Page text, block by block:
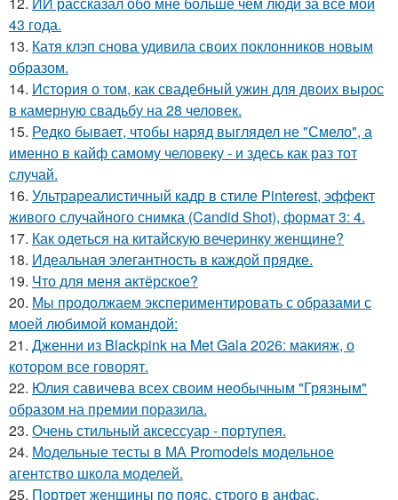
43 года.
13. Катя клэп снова удивила своих поклонников новым
образом.
14. История о том, как свадебный ужин для двоих вырос
в камерную свадьбу на 28 человек.
15. Редко бывает, чтобы наряд выглядел не "Смело", а
именно в кайф самому человеку - и здесь как раз тот
случай.
16. Ультрареалистичный кадр в стиле Pinterest, эффект
живого случайного снимка (Candid Shot), формат 3: 4.
17. Как одеться на китайскую вечеринку женщине?
18. Идеальная элегантность в каждой прядке.
19. Что для меня актёрское?
20. Мы продолжаем экспериментировать с образами с
моей любимой командой:
21. Дженни из Blackpink на Met Gala 2026: макияж, о
котором все говорят.
22. Юлия савичева всех своим необычным "Грязным"
образом на премии поразила.
23. Очень стильный аксессуар - портупея.
24. Модельные тесты в МА Promodels модельное
агентство школа моделей.
25. Портрет женщины по пояс, строго в анфас.